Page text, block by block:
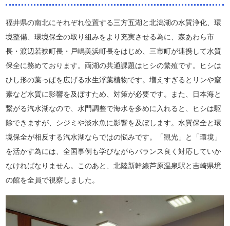
福井県の南北にそれぞれ位置する三方五湖と北潟湖の水質浄化、環
境整備、環境保全の取り組みをより充実させる為に、森あわら市
長・渡辺若狭町長・戸嶋美浜町長をはじめ、三市町が連携して水質
保全に務めております。両湖の共通課題はヒシの繁殖です。ヒシは
ひし形の葉っぱを広げる水生浮葉植物です。増えすぎるとリンや窒
素など水質に影響を及ぼすため、対策が必要です。また、日本海と
繋がる汽水湖なので、水門調整で海水を多めに入れると、ヒシは駆
除できますが、シジミや淡水魚に影響を及ぼします。水質保全と環
境保全が相反する汽水湖ならではの悩みです。「観光」と「環境」
を活かす為には、全国事例も学びながらバランス良く対応していか
なければなりません。このあと、北陸新幹線芦原温泉駅と吉崎県境
の館を全員で視察しました。